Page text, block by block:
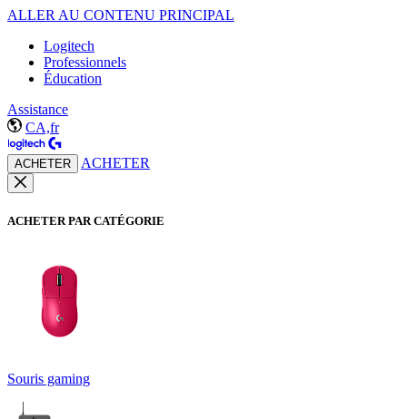
ALLER AU CONTENU PRINCIPAL
Logitech
Professionnels
Éducation
Assistance
CA,fr
ACHETER ACHETER
ACHETER PAR CATÉGORIE
Souris gaming